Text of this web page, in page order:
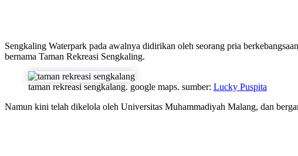
Sengkaling Waterpark pada awalnya didirikan oleh seorang pria
bernama Taman Rekreasi Sengkaling.
taman rekreasi sengkalang. google maps. sumber: Lucky Puspita
Namun kini telah dikelola oleh Universitas Muhammadiyah Malang, dan